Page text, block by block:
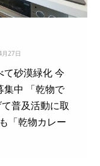
27日
て砂漠緑化 今
集中 「乾物で
普及活動に取
「乾物カレー